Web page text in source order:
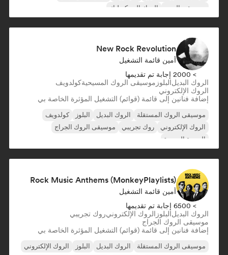
موسيقى البوب
الروك السيكديليك
New Rock Revolution
أمين قائمة التشغيل
> 2000 إجابة تم تقديمها
الروك البديلالبلوز موسيقى الروك المسيحيةكولدويف
الروك الإلكتروني
إضافة فنانين إلى قائمة (قوائم) التشغيل المؤثرة الخاصة بي
موسيقى الروك المستقلة الروك البديل البلوز
كولدويف
الروك الإلكتروني
روك تجريبي
موسيقى الروك الجراج
الموجة الجديدة
Rock Music Anthems (MonkeyPlaylists)
أمين قائمة التشغيل
> 6500 إجابة تم تقديمها
الروك البديلالبلوز الروك الإلكترونيروك تجريبي
موسيقى الروك الجراج
إضافة فنانين إلى قائمة (قوائم) التشغيل المؤثرة الخاصة بي
موسيقى الروك المستقلة الروك البديل البلوز
الروك الإلكتروني